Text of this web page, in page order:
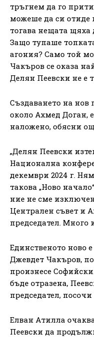
тръгнем да го
можеше да си отиде
тогава нещата
Защо тупаше
агония? Само той
Чакъров се оказа
Делян Пеевски не е
Създаването на нов
около Ахмед Доган,
наложено, обясни
„Делян Пеевски
Национална
декември 2024 г.
такова „Ново
ние не сме
Централен съвет и
председател. Много
Единственото ново
Джевдет Чакъров,
произнесе
бъде отразена,
председател,
Елван Атилла
Пеевски да